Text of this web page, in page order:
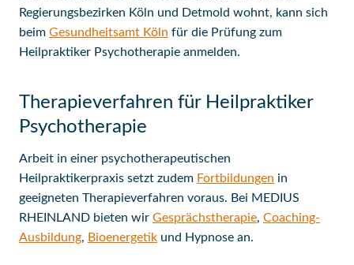
Regierungsbezirken Köln und Detmold wohnt, kann sich
beim Gesundheitsamt Köln für die Prüfung zum
Heilpraktiker Psychotherapie anmelden.
Therapieverfahren für Heilpraktiker
Psychotherapie
Arbeit in einer psychotherapeutischen
Heilpraktikerpraxis setzt zudem Fortbildungen in
geeigneten Therapieverfahren voraus. Bei MEDIUS
RHEINLAND bieten wir Gesprächstherapie, Coaching-
Ausbildung, Bioenergetik und Hypnose an.